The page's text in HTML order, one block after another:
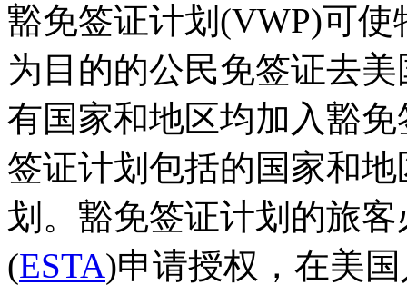
豁免签证计划(VWP)可
为目的的公民免签证去
有国家和地区均加入豁
签证计划包括的国家和
划。豁免签证计划的旅
(ESTA)申请授权，在美